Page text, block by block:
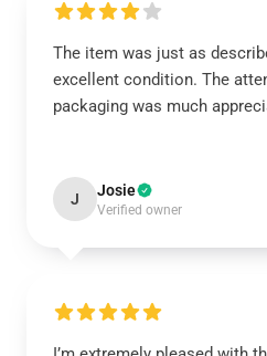
The item was just as
excellent condition. The
packaging was much
J Josie
Verified owner